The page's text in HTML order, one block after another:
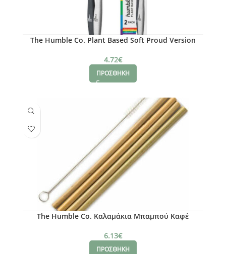
The Humble Co. Plant Based Soft Proud Version
4.72€
ΠΡΟΣΘΗΚΗ
The Humble Co. Καλαμάκια Μπαμπού Καφέ
6.13€
ΠΡΟΣΘΗΚΗ